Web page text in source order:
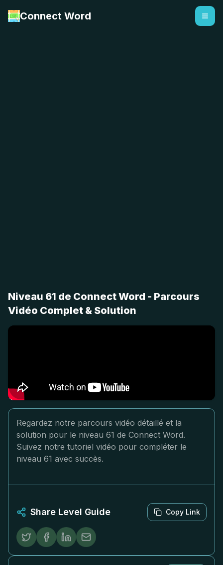
Connect Word
Niveau 61 de Connect Word - Parcours
Vidéo Complet & Solution
Regardez notre parcours vidéo détaillé et la
solution pour le niveau 61 de Connect Word.
Suivez notre tutoriel vidéo pour compléter le
niveau 61 avec succès.
Share Level Guide Copy Link